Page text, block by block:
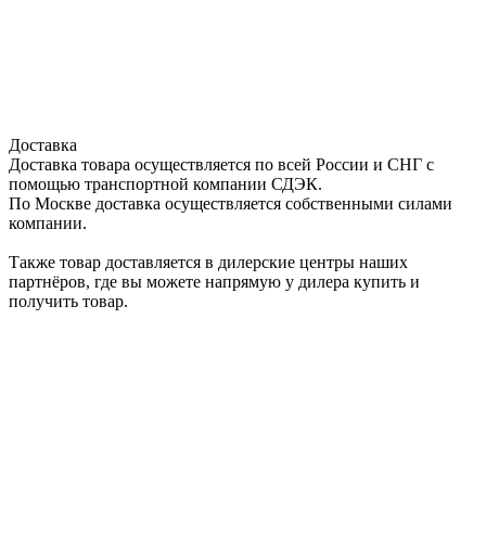
Доставка
Доставка товара осуществляется по всей России и СНГ с
помощью транспортной компании СДЭК.
По Москве доставка осуществляется собственными силами
компании.
Также товар доставляется в дилерские центры наших
партнёров, где вы можете напрямую у дилера купить и
получить товар.